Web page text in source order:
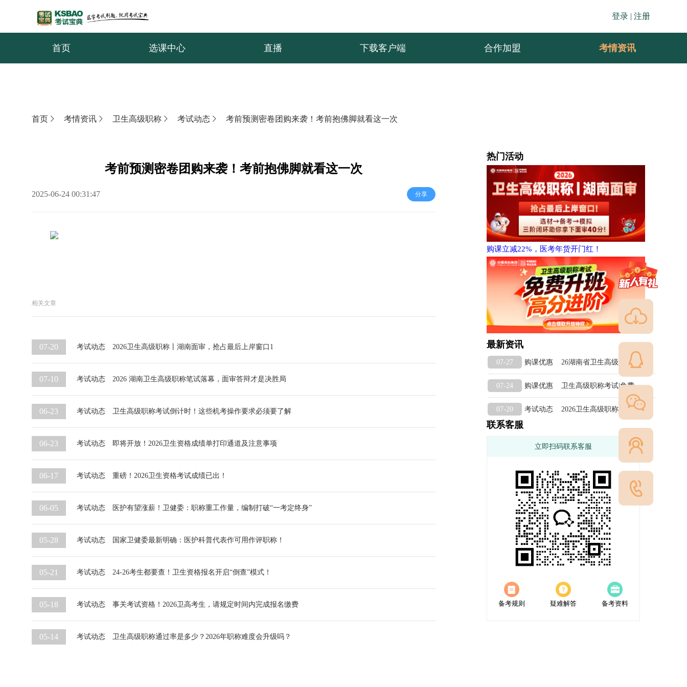
登录 | 注册
首页 选课中心 直播 下载客户端 合作加盟 考情资讯
首页 考情资讯 卫生高级职称 考试动态 考前预测密卷团购来袭！考前抱佛脚就看这一次
考前预测密卷团购来袭！考前抱佛脚就看这一次
2025-06-24 00:31:47 分享
相关文章
07-20 考试动态 2026卫生高级职称丨湖南面审，抢占最后上岸窗口1
07-10 考试动态 2026 湖南卫生高级职称笔试落幕，面审答辩才是决胜局
06-23 考试动态 卫生高级职称考试倒计时！这些机考操作要求必须要了解
06-23 考试动态 即将开放！2026卫生资格成绩单打印通道及注意事项
06-17 考试动态 重磅！2026卫生资格考试成绩已出！
06-05 考试动态 医护有望涨薪！卫健委：职称重工作量，编制打破“一考定终身”
05-28 考试动态 国家卫健委最新明确：医护科普代表作可用作评职称！
05-21 考试动态 24-26考生都要查！卫生资格报名开启“倒查”模式！
05-18 考试动态 事关考试资格！2026卫高考生，请规定时间内完成报名缴费
05-14 考试动态 卫生高级职称通过率是多少？2026年职称难度会升级吗？
热门活动
购课立减22%，医考年货开门红！
最新资讯
07-27 购课优惠 26湖南省卫生高级职称|面审准备自测系统
07-24 购课优惠 卫生高级职称考试|免费升班，高分进阶
07-20 考试动态 2026卫生高级职称丨湖南面审，抢占最后上岸窗口1
联系客服
立即扫码联系客服
备考规则 疑难解答 备考资料